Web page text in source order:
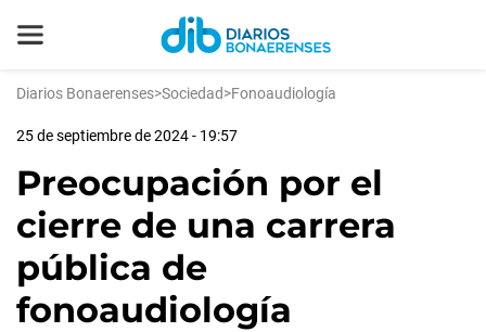
Diarios Bonaerenses>Sociedad>Fonoaudiología
25 de septiembre de 2024 - 19:57
Preocupación por el
cierre de una carrera
pública de
fonoaudiología